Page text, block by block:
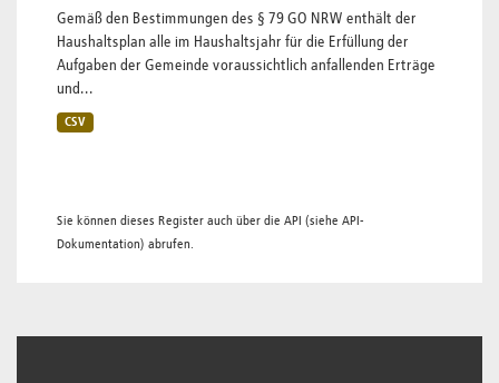
Gemäß den Bestimmungen des § 79 GO NRW enthält der
Haushaltsplan alle im Haushaltsjahr für die Erfüllung der
Aufgaben der Gemeinde voraussichtlich anfallenden Erträge
und...
CSV
Sie können dieses Register auch über die API (siehe API-
Dokumentation) abrufen.